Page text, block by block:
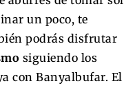
un poco, te
podrás disfrutar
siguiendo los
con Banyalbufar. El